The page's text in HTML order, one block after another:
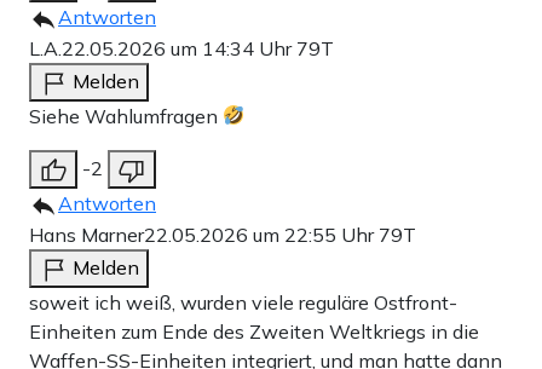
Antworten
L.A. 22.05.2026 um 14:34 Uhr 79T
Melden
Siehe Wahlumfragen
-2
Antworten
Hans Marner22.05.2026 um 22:55 Uhr 79T
Melden
soweit ich weiß, wurden viele reguläre Ostfront-
Einheiten zum Ende des Zweiten Weltkriegs in die
Waffen-SS-Einheiten integriert, und man hatte dann